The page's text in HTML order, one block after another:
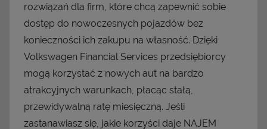
rozwiązań dla firm, które chcą zapewnić sobie
dostęp do nowoczesnych pojazdów bez
konieczności ich zakupu na własność. Dzięki
Volkswagen Financial Services przedsiębiorcy
mogą korzystać z nowych aut na bardzo
atrakcyjnych warunkach, płacąc stałą,
przewidywalną ratę miesięczną. Jeśli
zastanawiasz się, jakie korzyści daje NAJEM